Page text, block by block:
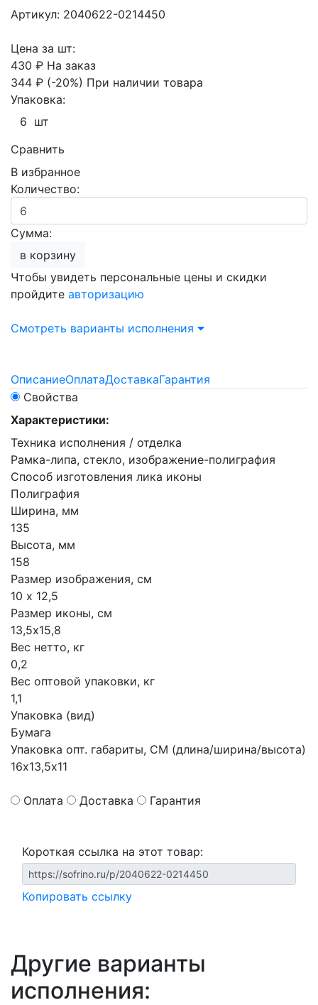
Артикул: 2040622-0214450
Цена за шт:
430 ₽ На заказ
344 ₽ (-20%) При наличии товара
Упаковка:
6 шт
Сравнить
В избранное
Количество:
Сумма:
в корзину
Чтобы увидеть персональные цены и скидки
пройдите авторизацию
Смотреть варианты исполнения
ОписаниеОплатаДоставкаГарантия
Свойства
Характеристики:
Техника исполнения / отделка
Рамка-липа, стекло, изображение-полиграфия
Способ изготовления лика иконы
Полиграфия
Ширина, мм
135
Высота, мм
158
Размер изображения, см
10 х 12,5
Размер иконы, см
13,5х15,8
Вес нетто, кг
0,2
Вес оптовой упаковки, кг
1,1
Упаковка (вид)
Бумага
Упаковка опт. габариты, СМ (длина/ширина/высота)
16х13,5х11
Оплата Доставка Гарантия
Короткая ссылка на этот товар:
Копировать ссылку
Другие варианты
исполнения: